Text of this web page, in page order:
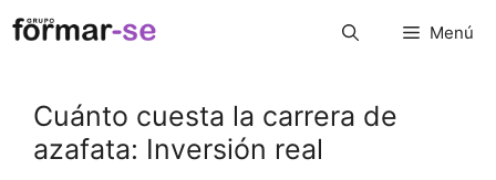
Saltar
al
Menú
Cuánto cuesta la carrera de
azafata: Inversión real